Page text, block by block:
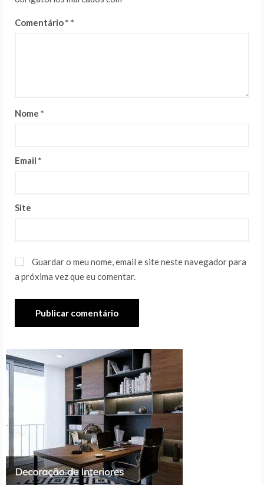
Comentário*
Nome *
Email *
Site
Guardar o meu nome, email e site neste navegador para
a próxima vez que eu comentar.